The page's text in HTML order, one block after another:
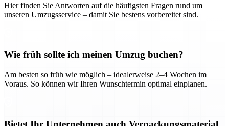
Hier finden Sie Antworten auf die häufigsten Fragen rund um
unseren Umzugsservice – damit Sie bestens vorbereitet sind.
Wie früh sollte ich meinen Umzug buchen?
Am besten so früh wie möglich – idealerweise 2–4 Wochen im
Voraus. So können wir Ihren Wunschtermin optimal einplanen.